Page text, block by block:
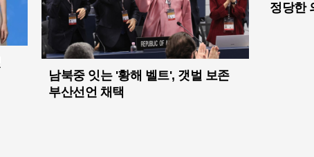
남북중 잇는 '황해 벨트', 갯벌 보존
부산선언 채택
정당한